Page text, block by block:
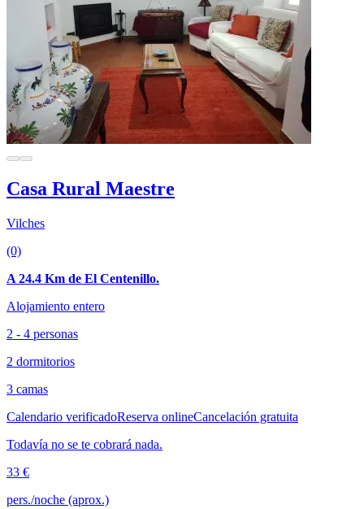
Casa Rural Maestre
Vilches
(0)
A 24.4 Km de El Centenillo.
Alojamiento entero
2 - 4 personas
2 dormitorios
3 camas
Calendario verificadoReserva onlineCancelación gratuita
Todavía no se te cobrará nada.
33 €
pers./noche (aprox.)